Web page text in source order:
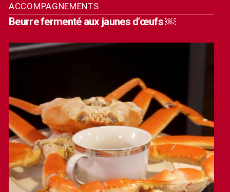
ACCOMPAGNEMENTS
Beurre fermenté aux jaunes d’œufs ￼